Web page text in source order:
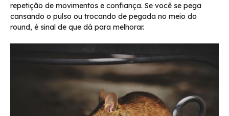
repetição de movimentos e confiança. Se você se pega
cansando o pulso ou trocando de pegada no meio do
round, é sinal de que dá para melhorar.